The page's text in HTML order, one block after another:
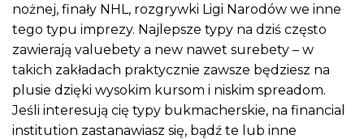
nożnej, finały NHL, rozgrywki Ligi Narodów we inne
tego typu imprezy. Najlepsze typy na dziś często
zawierają valuebety a new nawet surebety – w
takich zakładach praktycznie zawsze będziesz na
plusie dzięki wysokim kursom i niskim spreadom.
Jeśli interesują cię typy bukmacherskie, na financial
institution zastanawiasz się, bądź te lub inne